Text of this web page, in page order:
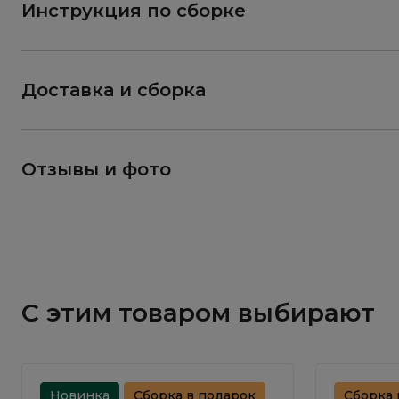
Инструкция по сборке
Доставка и сборка
Отзывы и фото
С этим товаром выбирают
Новинка Сборка в подарок Сборка